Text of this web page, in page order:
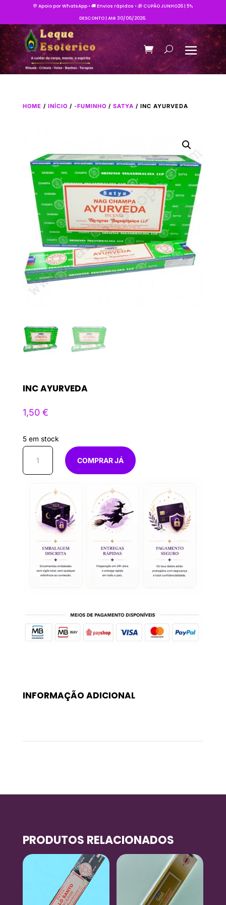
💬 Apoio por WhatsApp • 🚚 Envios rápidos • 🎁 CUPÃO JUNHO26 | 5%
DESCONTO | Até 30/06/2026.
HOME / INÍCIO / -FUMINHO / SATYA / INC AYURVEDA
INC AYURVEDA
1,50 €
5 em stock
Quantidade
Ayurveda
COMPRAR JÁ
INFORMAÇÃO ADICIONAL
PRODUTOS RELACIONADOS